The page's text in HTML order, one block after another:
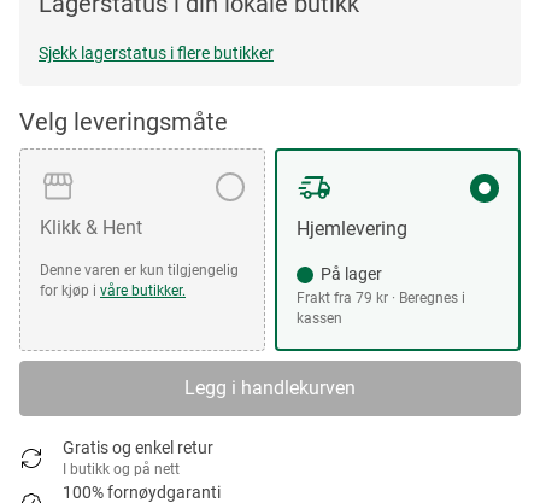
Sjekk lagerstatus i flere butikker
Velg leveringsmåte
Klikk & Hent
Denne varen er kun tilgjengelig
for kjøp i våre butikker.
Hjemlevering
På lager
Frakt fra 79 kr · Beregnes i
kassen
Legg i handlekurven
Gratis og enkel retur
I butikk og på nett
100% fornøydgaranti